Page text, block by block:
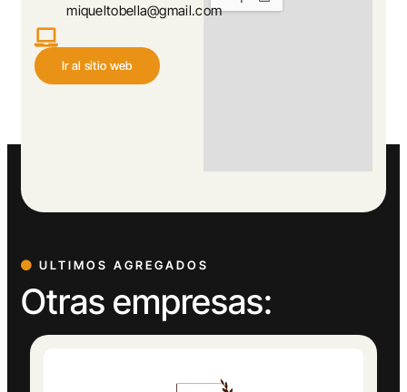
miqueltobella@gmail.com
Ir al sitio web
ULTIMOS AGREGADOS
Otras empresas: